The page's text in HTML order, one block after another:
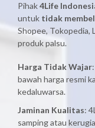
Pihak4Life
untuk tidak
Shopee, Tokopedia,
produk palsu.
Harga Tidak Wajar
bawah harga resmi
kedaluwarsa.
Jaminan Kualitas:
samping atau